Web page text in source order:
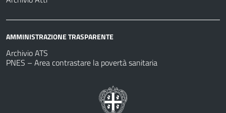
AMMINISTRAZIONE TRASPARENTE
Archivio ATS
PNES – Area contrastare la povertà sanitaria